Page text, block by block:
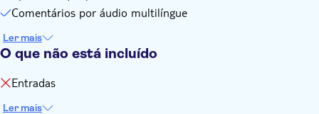
Deve criar o seu login pessoal para o jogo de forma
independente antes de iniciar a experiência
Não se esqueça de trazer:
móveis)
Comentários por áudio multilíngue
Ler mais
O que não está incluído
Entradas
Ler mais